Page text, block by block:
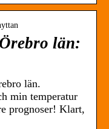
län:
län.
min temperatur
prognoser! Klart,